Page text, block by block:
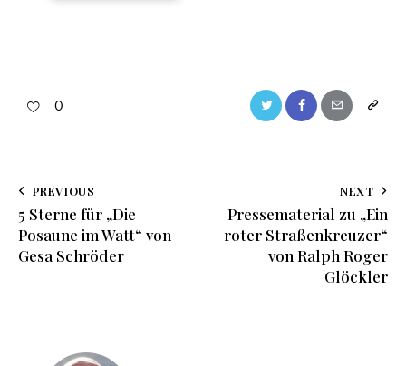
0
PREVIOUS
5 Sterne für „Die
Posaune im Watt“ von
Gesa Schröder
NEXT
Pressematerial zu „Ein
roter Straßenkreuzer“
von Ralph Roger
Glöckler